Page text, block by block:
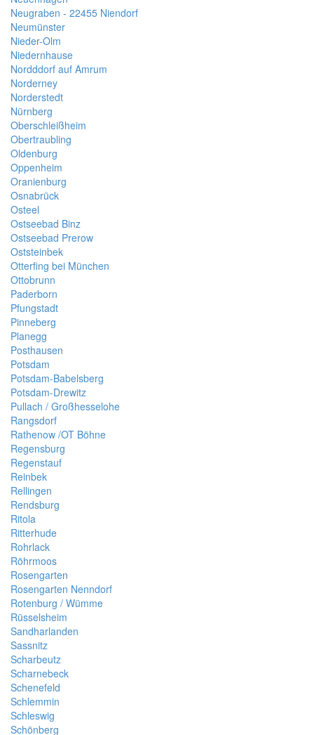
Neugraben - 22455 Niendorf
Neumünster
Nieder-Olm
Niedernhause
Nordddorf auf Amrum
Norderney
Norderstedt
Nürnberg
Oberschleißheim
Obertraubling
Oldenburg
Oppenheim
Oranienburg
Osnabrück
Osteel
Ostseebad Binz
Ostseebad Prerow
Oststeinbek
Otterfing bei München
Ottobrunn
Paderborn
Pfungstadt
Pinneberg
Planegg
Posthausen
Potsdam
Potsdam-Babelsberg
Potsdam-Drewitz
Pullach / Großhesselohe
Rangsdorf
Rathenow /OT Böhne
Regensburg
Regenstauf
Reinbek
Rellingen
Rendsburg
Ritola
Ritterhude
Rohrlack
Röhrmoos
Rosengarten
Rosengarten Nenndorf
Rotenburg / Wümme
Rüsselsheim
Sandharlanden
Sassnitz
Scharbeutz
Scharnebeck
Schenefeld
Schlemmin
Schleswig
Schönberg